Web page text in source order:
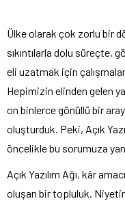
Ülke olarak çok zorlu bir
sıkıntılarla dolu süreçte,
eli uzatmak için
Hepimizin elinden gelen
on binlerce gönüllü bir araya
oluşturduk. Peki, Açık
öncelikle bu sorumuza
Açık Yazılım Ağı, kâr
oluşan bir topluluk.